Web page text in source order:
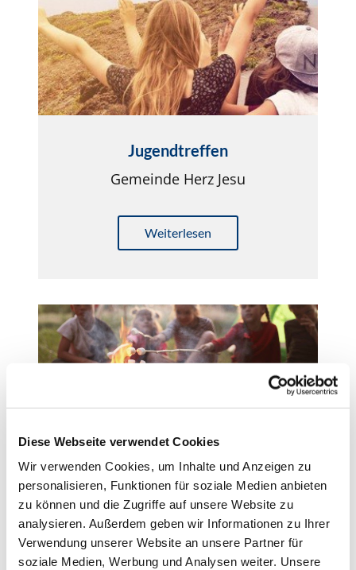
Diese Webseite verwendet Cookies
Wir verwenden Cookies, um Inhalte und Anzeigen zu
personalisieren, Funktionen für soziale Medien anbieten
zu können und die Zugriffe auf unsere Website zu
analysieren. Außerdem geben wir Informationen zu Ihrer
Verwendung unserer Website an unsere Partner für
soziale Medien, Werbung und Analysen weiter. Unsere
Jugendtreffen
Gemeinde Herz Jesu
Weiterlesen
Pfadfinder
Gemeinde St. Bonifatius
Weiterlesen